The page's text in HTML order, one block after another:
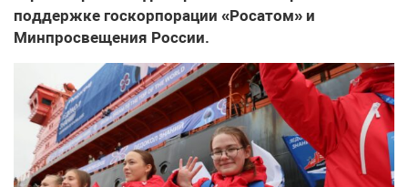
поддержке госкорпорации «Росатом» и
Минпросвещения России.